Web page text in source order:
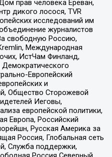
прав человека Ереван,
дикого лосося, TVR
исследований им
журналистов
свободную Россию,
Международная
ИстЧам Финланд,
Демократического
Европейский
и
Общество Сторожевой
Иеговы,
европейской политики,
Европа, Российский
Русская Америка за
Россия, Глобальная сеть
Служба поддержки,